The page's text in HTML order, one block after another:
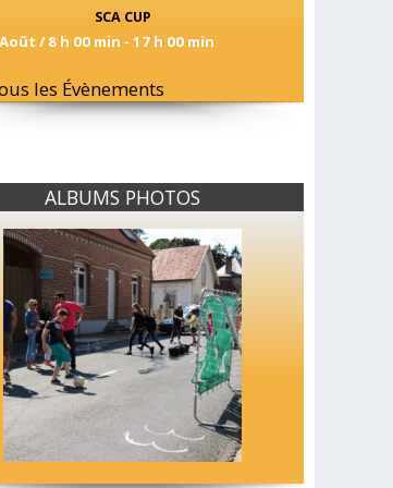
SCA CUP
/ 8 h 00 min -17 h 00 min
les Évènements
ALBUMS PHOTOS